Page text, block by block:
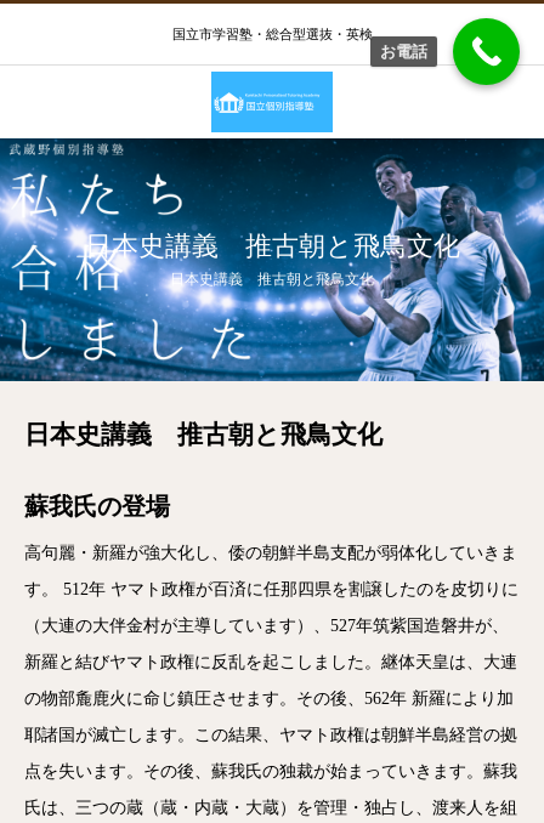
国立市学習塾・総合型選抜・英検
日本史講義 推古朝と飛鳥文化
日本史講義 推古朝と飛鳥文化
日本史講義 推古朝と飛鳥文化
蘇我氏の登場
高句麗・新羅が強大化し、倭の朝鮮半島支配が弱体化していきま
す。 512年 ヤマト政権が百済に任那四県を割譲したのを皮切りに
（大連の大伴金村が主導しています）、527年筑紫国造磐井が、
新羅と結びヤマト政権に反乱を起こしました。継体天皇は、大連
の物部麁鹿火に命じ鎮圧させます。その後、562年 新羅により加
耶諸国が滅亡します。この結果、ヤマト政権は朝鮮半島経営の拠
点を失います。その後、蘇我氏の独裁が始まっていきます。蘇我
氏は、三つの蔵（蔵・内蔵・大蔵）を管理・独占し、渡来人を組
お電話